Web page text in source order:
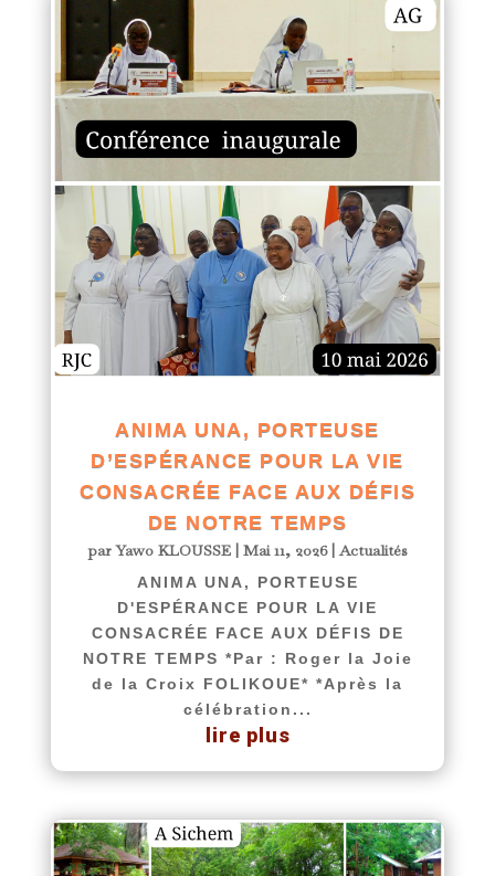
ANIMA UNA, PORTEUSE
D’ESPÉRANCE POUR LA VIE
CONSACRÉE FACE AUX DÉFIS
DE NOTRE TEMPS
parYawo KLOUSSE| Mai 11, 2026|Actualités
ANIMA UNA, PORTEUSE
D'ESPÉRANCE POUR LA VIE
CONSACRÉE FACE AUX DÉFIS DE
NOTRE TEMPS *Par : Roger la Joie
de la Croix FOLIKOUE* *Après la
célébration...
lire plus